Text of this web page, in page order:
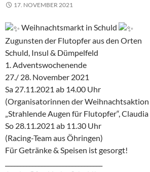
17. NOVEMBER 2021
Weihnachtsmarkt in Schuld
Zugunsten der Flutopfer aus den Orten
Schuld, Insul & Dümpelfeld
1. Adventswochenende
27./ 28. November 2021
Sa 27.11.2021 ab 14.00 Uhr
(Organisatorinnen der Weihnachtsaktion
„Strahlende Augen für Flutopfer“,
So 28.11.2021 ab 11.30 Uhr
(Racing-Team aus Öhringen)
Für Getränke & Speisen ist gesorgt!